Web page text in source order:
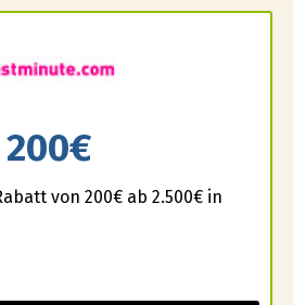
200€
von 200€ ab 2.500€ in